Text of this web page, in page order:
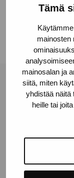
Tämä
mainosten
mainosalan ja
siitä, miten
yhdistää näitä
heille tai
Facebook
Pro
+358 (0)50 371